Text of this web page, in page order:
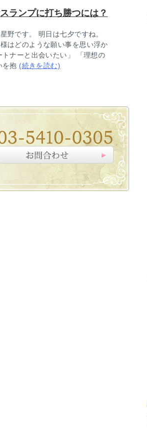
ランプに打ち勝つには？
野です。 明日は七夕ですね。
はどのような願い事を思い浮か
ナーと出会いたい」 「理想の
を抱 (続きを読む)